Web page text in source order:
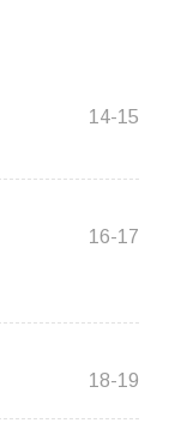
14-15
16-17
18-19